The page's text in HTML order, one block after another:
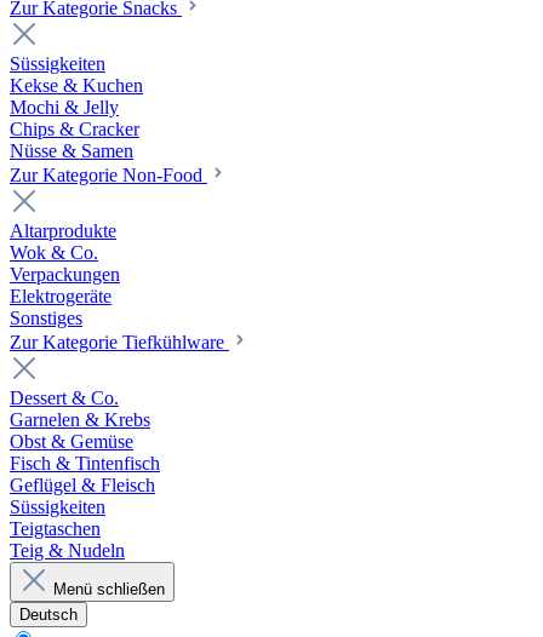
Zur Kategorie Snacks
Süssigkeiten
Kekse & Kuchen
Mochi & Jelly
Chips & Cracker
Nüsse & Samen
Zur Kategorie Non-Food
Altarprodukte
Wok & Co.
Verpackungen
Elektrogeräte
Sonstiges
Zur Kategorie Tiefkühlware
Dessert & Co.
Garnelen & Krebs
Obst & Gemüse
Fisch & Tintenfisch
Geflügel & Fleisch
Süssigkeiten
Teigtaschen
Teig & Nudeln
Menü schließen
Deutsch